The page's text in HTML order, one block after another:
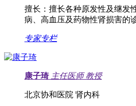
擅长： 擅长各种原发性及继发
病、高血压及药物性肾损害的
专家专栏
康子琦 主任医师 教授
北京协和医院 肾内科